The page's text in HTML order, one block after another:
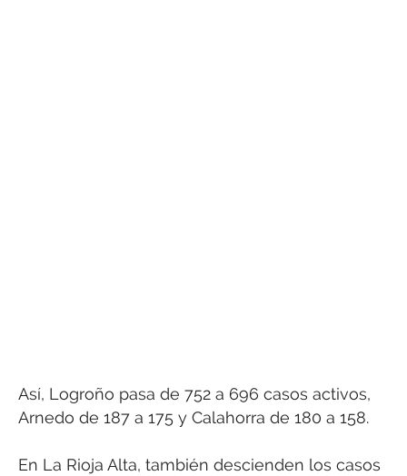
Así, Logroño pasa de 752 a 696 casos activos,
Arnedo de 187 a 175 y Calahorra de 180 a 158.
En La Rioja Alta, también descienden los casos